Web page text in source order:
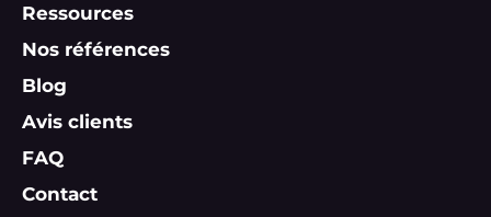
Ressources
Nos références
Blog
Avis clients
FAQ
Contact